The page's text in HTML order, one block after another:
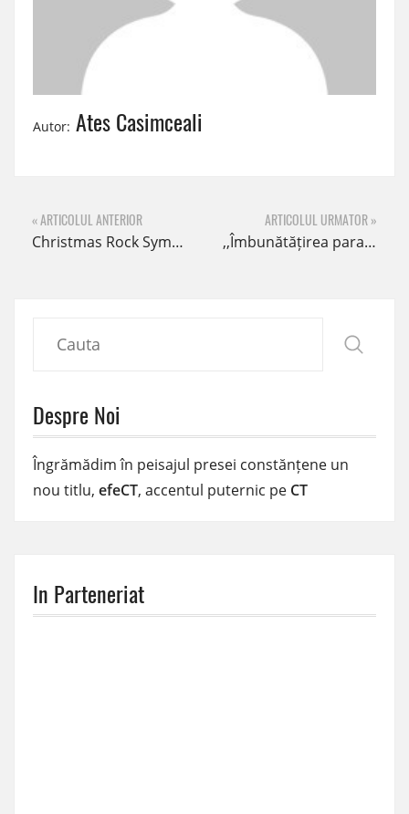
Autor: Ates Casimceali
« ARTICOLUL ANTERIOR
Christmas Rock Symphony
ARTICOLUL URMATOR »
,,Îmbunătățirea parametrilor de viață este cel mai firesc și interesant subiect de aprofundat” – dr. Amalia Vancea
Despre Noi
Îngrămădim în peisajul presei constănțene un
nou titlu, efeCT, accentul puternic pe CT
In Parteneriat